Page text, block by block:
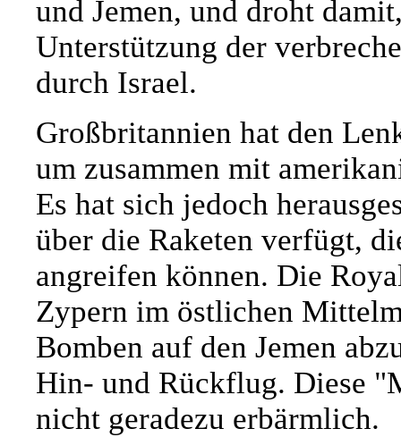
und Jemen, und droht
Unterstützung der
durch Israel.
Großbritannien hat den
um zusammen mit
Es hat sich jedoch
über die Raketen verfügt,
angreifen können. Die
Zypern im östlichen
Bomben auf den Jemen
Hin- und Rückflug. Diese
nicht geradezu erbärmlich.